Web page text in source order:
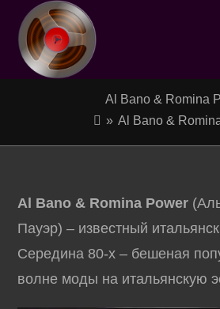
Перейти
содержимому
Al Bano & Romina
» Al Bano &
Al Bano & Romina Power
Пауэр) – известный
Середина 80-х – бешеная
волне моды на итальянскую